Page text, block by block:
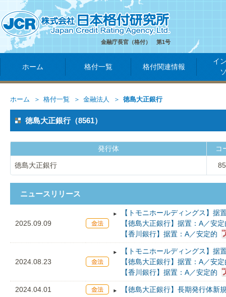
金融庁長官（格付） 第1号
ホーム 格付一覧 格付関連情報
イ
ホーム 格付一覧 金融法人 徳島大正銀行
徳島大正銀行（8561）
発行体 コ
徳島大正銀行
ニュースリリース
2025.09.09
【トモニホールディングス】据
【徳島大正銀行】据置：A／安
【香川銀行】据置：A／安定的
2024.08.23
【トモニホールディングス】据
【徳島大正銀行】据置：A／安
【香川銀行】据置：A／安定的
2024.04.01 【徳島大正銀行】長期発行体新